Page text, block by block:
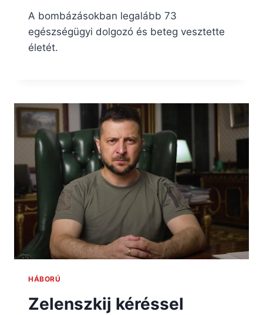
A bombázásokban legalább 73
egészségügyi dolgozó és beteg vesztette
életét.
HÁBORÚ
Zelenszkij kéréssel